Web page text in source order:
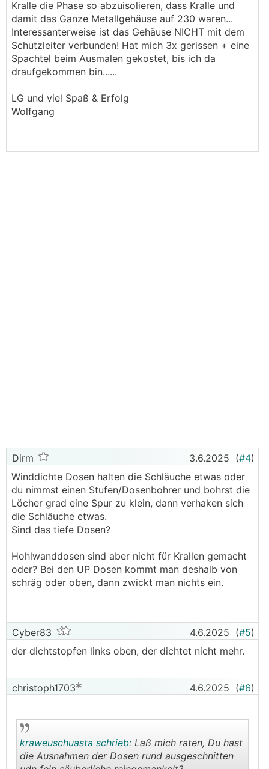
Kralle die Phase so abzuisolieren, dass Kralle und
damit das Ganze Metallgehäuse auf 230 waren...
Interessanterweise ist das Gehäuse NICHT mit dem
Schutzleiter verbunden! Hat mich 3x gerissen + eine
Spachtel beim Ausmalen gekostet, bis ich da
draufgekommen bin......
LG und viel Spaß & Erfolg
Wolfgang
Dirm 3.6.2025 (#4)
Winddichte Dosen halten die Schläuche etwas oder
du nimmst einen Stufen/Dosenbohrer und bohrst die
Löcher grad eine Spur zu klein, dann verhaken sich
die Schläuche etwas.
Sind das tiefe Dosen?
Hohlwanddosen sind aber nicht für Krallen gemacht
oder? Bei den UP Dosen kommt man deshalb von
schräg oder oben, dann zwickt man nichts ein.
Cyber83 4.6.2025 (#5)
der dichtstopfen links oben, der dichtet nicht mehr.
christoph1703 4.6.2025 (#6)
kraweuschuasta schrieb: Laß mich raten, Du hast
die Ausnahmen der Dosen rund ausgeschnitten